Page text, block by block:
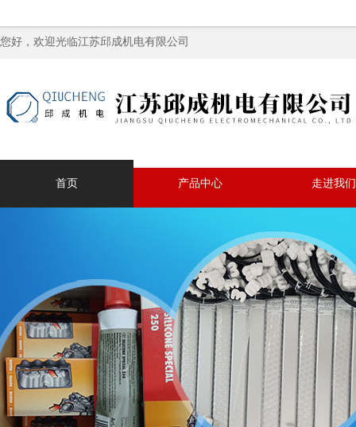
您好，欢迎光临江苏邱成机电有限公司
首页 产品中心 走进我们